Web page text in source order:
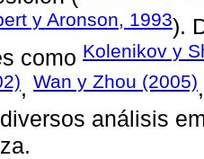
y Aronson, 1993).
como Kolenikov y
, Wan y Zhou (2005)
análisis